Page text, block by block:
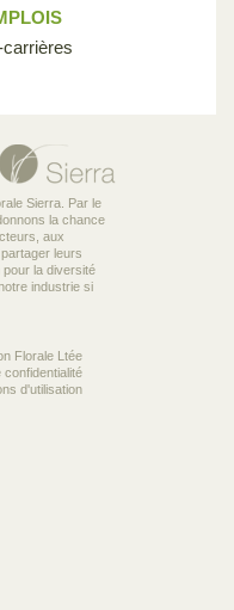
carrières
Sierra. Par le
la chance
aux
leurs
la diversité
industrie si
Florale Ltée
confidentialité
d'utilisation